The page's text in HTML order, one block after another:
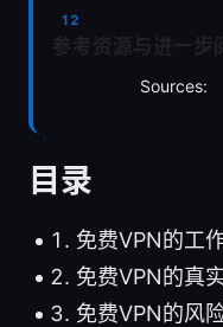
Sources:
目录
免费VPN的工
免费VPN的真
免费VPN的风